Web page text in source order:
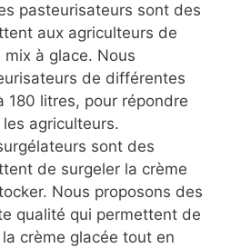
pasteurisateurs sont des
aux agriculteurs de
à glace. Nous
de différentes
180 litres, pour répondre
agriculteurs.
sont des
de surgeler la crème
Nous proposons des
qualité qui permettent de
crème glacée tout en